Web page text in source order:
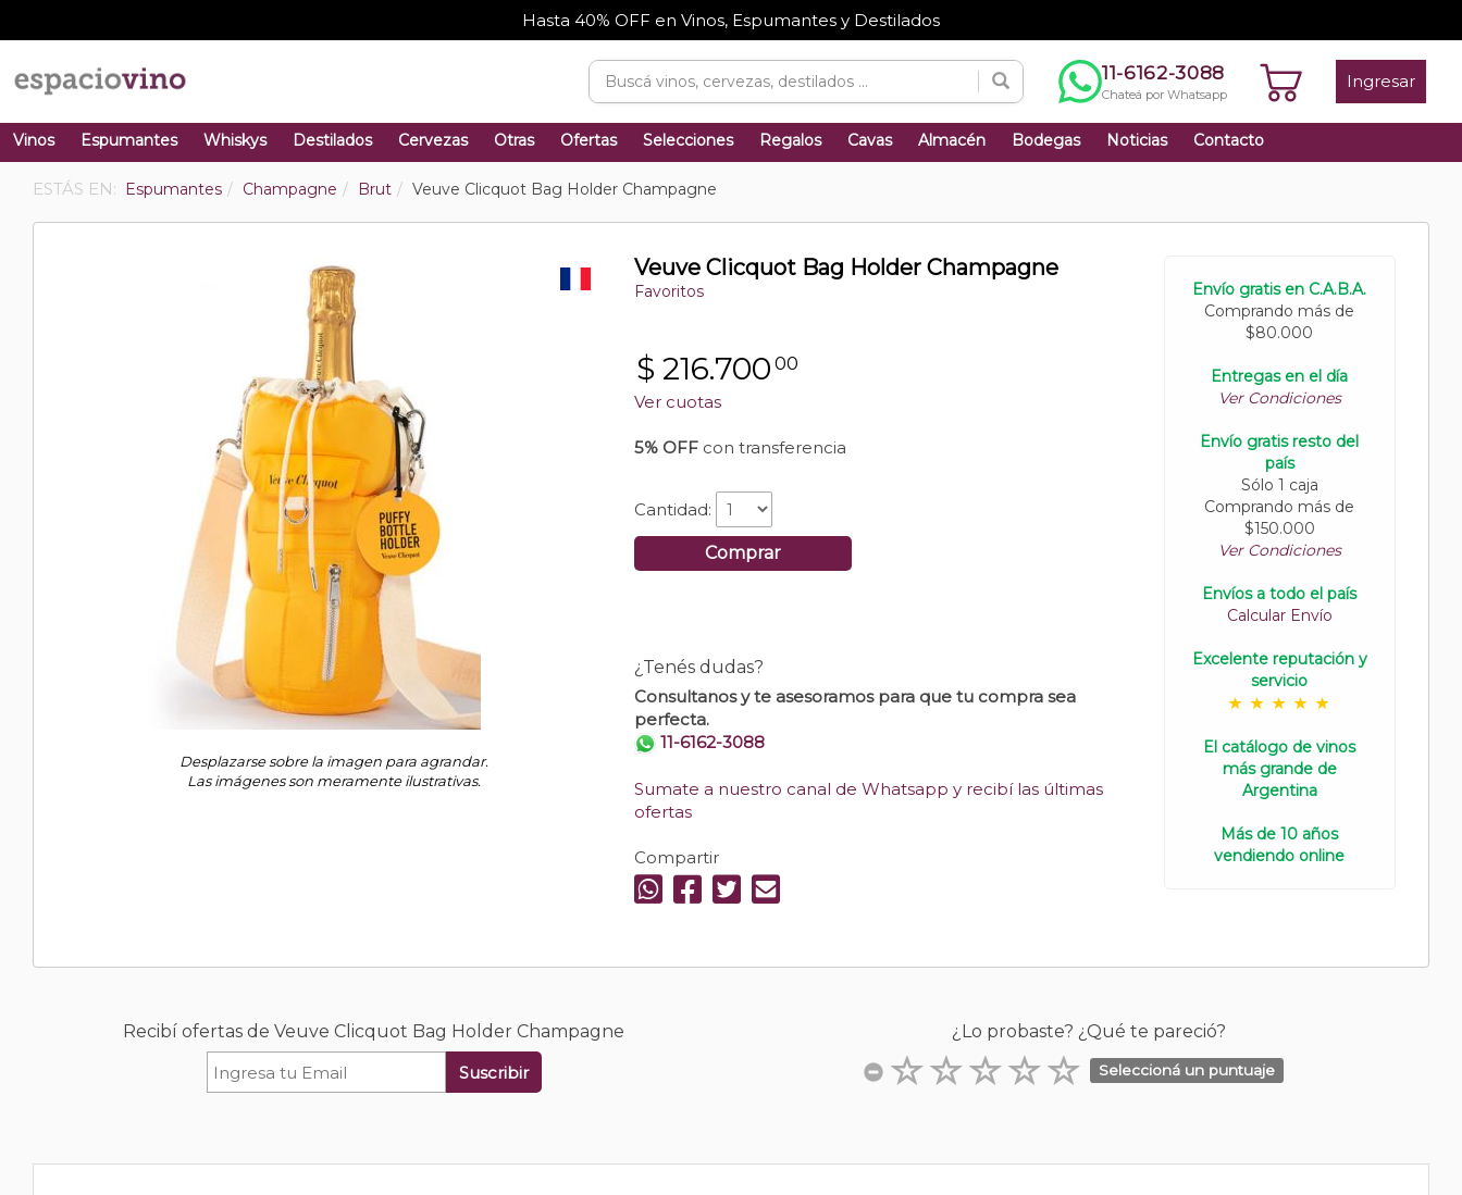
Hasta 40% OFF en Vinos, Espumantes y Destilados
11-6162-3088
Chateá por Whatsapp
Ingresar
Vinos Espumantes Whiskys Destilados Cervezas Otras Ofertas Selecciones Regalos Cavas Almacén Bodegas Noticias Contacto
ESTÁS EN: Espumantes Champagne Brut Veuve Clicquot Bag Holder Champagne
Desplazarse sobre la imagen para agrandar.
Las imágenes son meramente ilustrativas.
Veuve Clicquot Bag Holder Champagne
Favoritos
$ 216.700 00
Ver cuotas
5% OFFcon transferencia
Cantidad:
Comprar
¿Tenés dudas?
Consultanos y te asesoramos para que tu compra sea
perfecta.
11-6162-3088
Sumate a nuestro canal de Whatsapp y recibí las últimas
ofertas
Compartir
Envío gratis en C.A.B.A.
Comprando más de
$80.000
Entregas en el día
Ver Condiciones
Envío gratis resto del
país
Sólo 1 caja
Comprando más de
$150.000
Ver Condiciones
Envíos a todo el país
Calcular Envío
Excelente reputación y
servicio
El catálogo de vinos
más grande de
Argentina
Más de 10 años
vendiendo online
Recibí ofertas de Veuve Clicquot Bag Holder Champagne
Suscribir
¿Lo probaste? ¿Qué te pareció?
Seleccioná un puntuaje